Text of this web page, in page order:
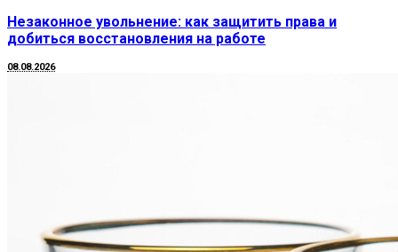
Незаконное увольнение: как защитить права и
добиться восстановления на работе
08.08.2026